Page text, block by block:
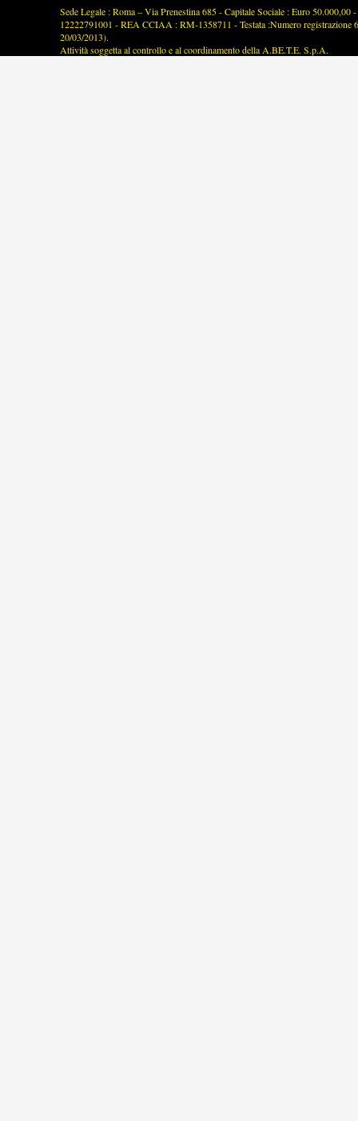
Sede Legale : Roma – Via Prenestina 685 - Capitale Sociale : Euro
12222791001 - REA CCIAA : RM-1358711 - Testata :Numero registrazione
20/03/2013).
Attività soggetta al controllo e al coordinamento della A.BE.T.E. S.p.A.